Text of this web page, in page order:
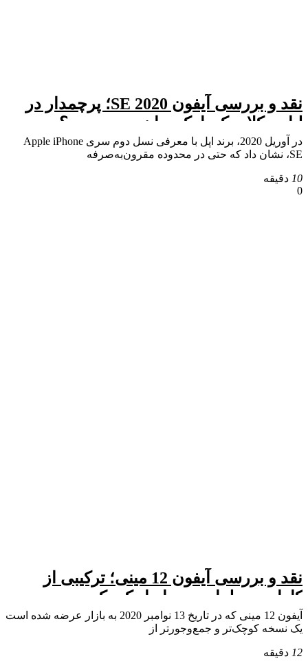
نقد و بررسی آیفون SE 2020؛ پرچمدار در
لباس کلاسیک یا یک میان‌رده محدود؟
در آوریل 2020، برند اپل با معرفی نسل دوم سری Apple iPhone
SE، نشان داد که حتی در محدوده مقرون‌به‌صرفه
10 دقیقه
0
نقد و بررسی آیفون 12 مینی؛ ترکیبی از
کارایی و طراحی در ابعاد کوچک
آیفون 12 مینی که در تاریخ 13 نوامبر 2020 به بازار عرضه شده است
یک نسخه کوچک‌تر و جمع‌وجورتر از
12 دقیقه